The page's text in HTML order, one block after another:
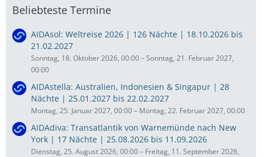
Beliebteste Termine
AIDAsol: Weltreise 2026 | 126 Nächte | 18.10.2026 bis
21.02.2027
Sonntag, 18. Oktober 2026, 00:00 – Sonntag, 21. Februar 2027,
00:00
AIDAstella: Australien, Indonesien & Singapur | 28
Nächte | 25.01.2027 bis 22.02.2027
Montag, 25. Januar 2027, 00:00 – Montag, 22. Februar 2027, 00:00
AIDAdiva: Transatlantik von Warnemünde nach New
York | 17 Nächte | 25.08.2026 bis 11.09.2026
Dienstag, 25. August 2026, 00:00 – Freitag, 11. September 2026,